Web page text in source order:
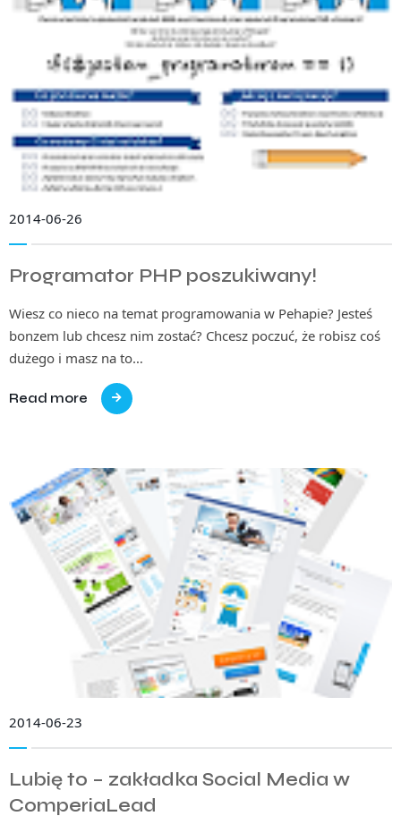
2014-06-26
Programator PHP poszukiwany!
Wiesz co nieco na temat programowania w Pehapie? Jesteś
bonzem lub chcesz nim zostać? Chcesz poczuć, że robisz coś
dużego i masz na to…
Read more
2014-06-23
Lubię to – zakładka Social Media w
ComperiaLead